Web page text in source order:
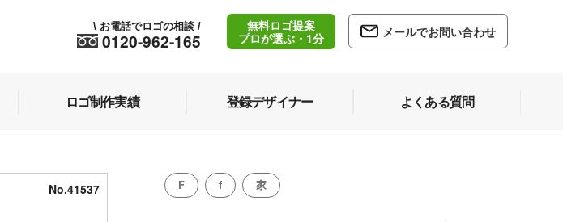
0120-962-165
\ お電話でロゴの相談 /
無料ロゴ提案
プロが選ぶ・1分
メールでお問い合わせ
ロゴ制作実績 登録デザイナー よくある質問
No.41537 F f 家